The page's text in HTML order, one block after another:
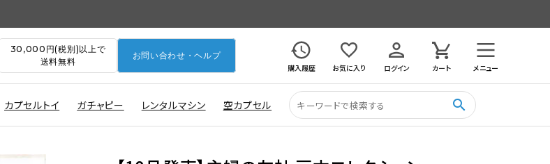
30,000円(税別)以上で
送料無料
お問い合わせ・ヘルプ
購入履歴
お気に入り ログイン カート メニュー
カプセルトイ ガチャピー レンタルマシン 空カプセル search